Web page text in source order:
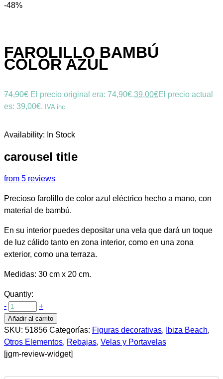
-48%
FAROLILLO BAMBÚ
COLOR AZUL
74,90€ El precio original era: 74,90€.39,00€El precio actual
es: 39,00€. IVA inc
Availability: In Stock
carousel title
from 5 reviews
Precioso farolillo de color azul eléctrico hecho a mano, con
material de bambú.
En su interior puedes depositar una vela que dará un toque
de luz cálido tanto en zona interior, como en una zona
exterior, como una terraza.
Medidas: 30 cm x 20 cm.
Quantiy:
-
+
Añadir al carrito
SKU: 51856 Categorías: Figuras decorativas, Ibiza Beach,
Otros Elementos, Rebajas, Velas y Portavelas
[jgm-review-widget]